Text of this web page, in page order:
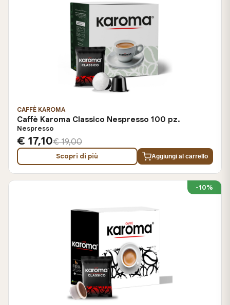
CAFFÈ KAROMA
Caffè Karoma Classico Nespresso 100 pz.
Nespresso
€ 17,10€ 19,00
Scopri di più Aggiungi al carrello
-10%